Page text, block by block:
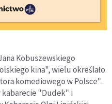
Kobuszewskiego
kina", wielu określało
komediowego w Polsce".
kabarecie "Dudek" i